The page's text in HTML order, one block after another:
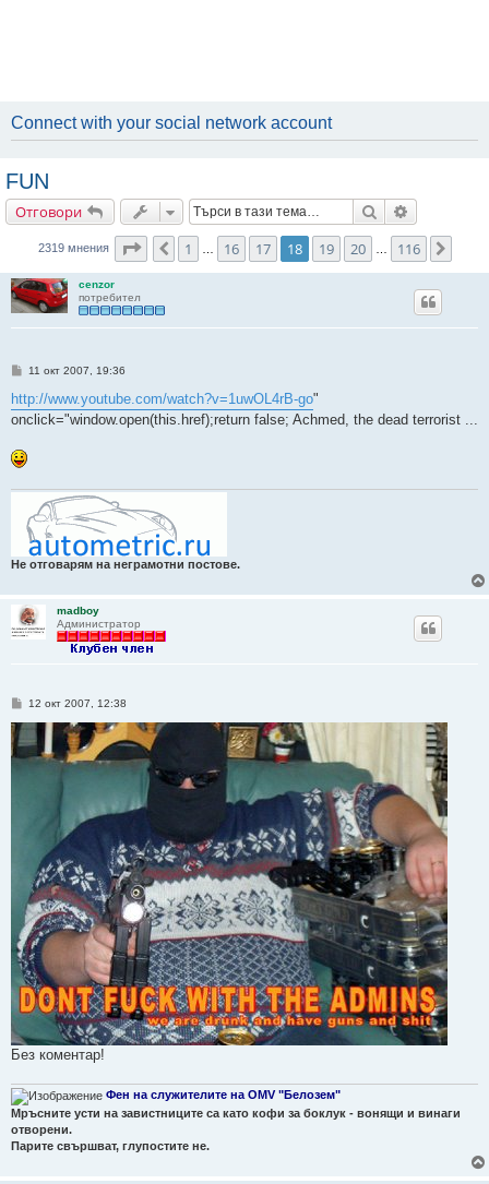
Connect with your social network account
FUN
Отговори Търсене
2319 мнения Страница 18от 116
Предишна
1 16 17 18 19 20 116
cenzor
потребител
М
е
н
и
11 окт 2007, 19:36
http://www.youtube.com/watch?v=1uwOL4rB-go"
onclick="window.open(this.href);return false; Achmed, the dead terrorist ...
Не отговарям на неграмотни постове.
madboy
Администратор
М
н
12 окт 2007, 12:38
Без коментар!
Фен на служителите на OMV "Белозем"
Мръсните усти на завистниците са като кофи за боклук - вонящи и винаги
отворени.
Парите свършват, глупостите не.